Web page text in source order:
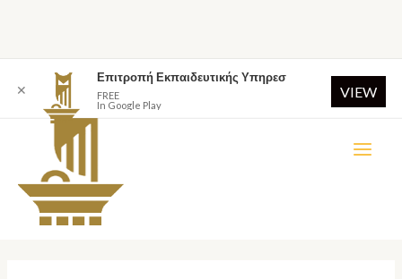
✕
Επιτροπή Εκπαιδευτικής Υπηρεσ
FREE
In Google Play
VIEW